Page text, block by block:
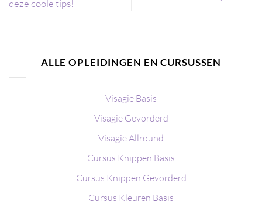
deze coole tips!
ALLE OPLEIDINGEN EN CURSUSSEN
Visagie Basis
Visagie Gevorderd
Visagie Allround
Cursus Knippen Basis
Cursus Knippen Gevorderd
Cursus Kleuren Basis